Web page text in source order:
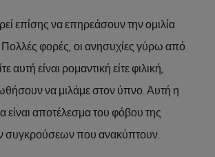
επίσης να επηρεάσουν την ομιλία
φορές, οι ανησυχίες γύρω από
αυτή είναι ρομαντική είτε φιλική,
να μιλάμε στον ύπνο. Αυτή η
είναι αποτέλεσμα του φόβου της
συγκρούσεων που ανακύπτουν.